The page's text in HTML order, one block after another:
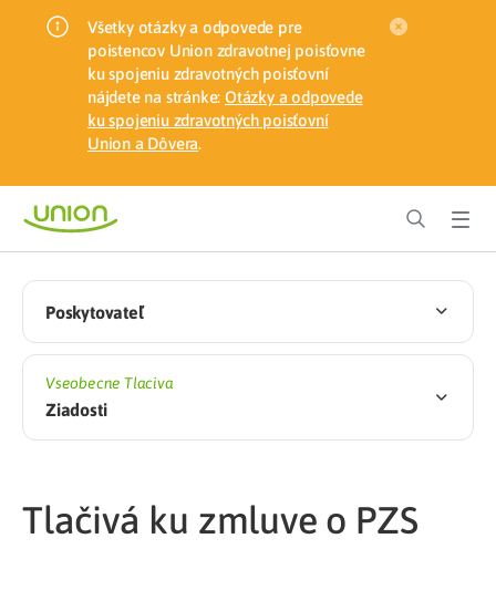
Všetky otázky a odpovede pre
poistencov Union zdravotnej poisťovne
ku spojeniu zdravotných poisťovní
nájdete na stránke: Otázky a odpovede
ku spojeniu zdravotných poisťovní
Union a Dôvera.
Poskytovateľ
Vseobecne Tlaciva
Ziadosti
Tlačivá ku zmluve o PZS